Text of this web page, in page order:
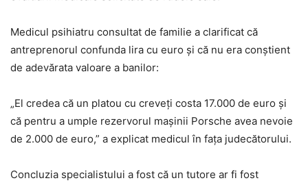
Medicul psihiatru consultat de familie a clarificat că
antreprenorul confunda lira cu euro și că nu era conștient
de adevărata valoare a banilor:
„El credea că un platou cu creveți costa 17.000 de euro și
că pentru a umple rezervorul mașinii Porsche avea nevoie
de 2.000 de euro,” a explicat medicul în fața judecătorului.
Concluzia specialistului a fost că un tutore ar fi fost